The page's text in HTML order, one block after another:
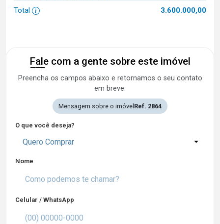
Total
3.600.000,00
Fale com a gente sobre este imóvel
Preencha os campos abaixo e retornamos o seu contato
em breve.
Mensagem sobre o imóvel Ref. 2864
O que você deseja?
Quero Comprar
Nome
Celular / WhatsApp